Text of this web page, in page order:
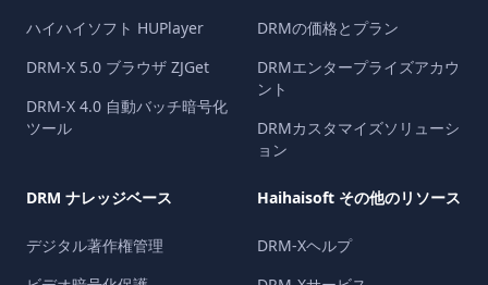
ハイハイソフト HUPlayer
DRM-X 5.0 ブラウザ ZJGet
DRM-X 4.0 自動バッチ暗号化
ツール
DRMの価格とプラン
DRMエンタープライズアカウ
ント
DRMカスタマイズソリューシ
ョン
DRM ナレッジベース
デジタル著作権管理
Haihaisoft その他のリソース
DRM-Xヘルプ